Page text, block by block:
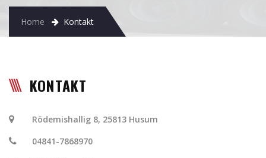
Home Kontakt
KONTAKT
Rödemishallig 8, 25813 Husum
04841-7868970